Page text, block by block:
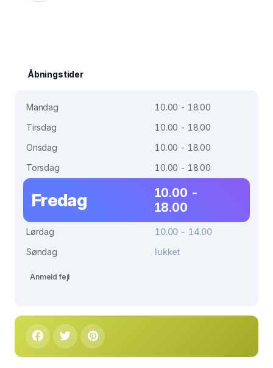
Åbningstider
Mandag
10.00 - 18.00
Tirsdag
10.00 - 18.00
Onsdag
10.00 - 18.00
Torsdag
10.00 - 18.00
Fredag
10.00 -
18.00
Lørdag
10.00 - 14.00
Søndag
lukket
Anmeld fejl